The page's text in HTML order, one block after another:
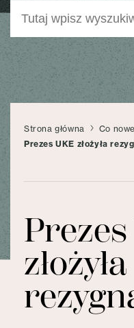
Strona główna
Co
Prezes UKE złożyła
złożyła